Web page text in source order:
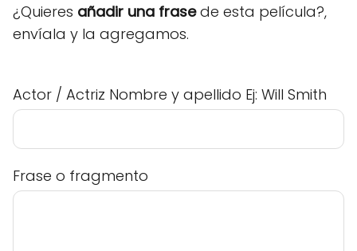
¿Quieres añadir una frasede esta película?,
envíala y la agregamos.
Actor / Actriz Nombre y apellido Ej: Will Smith
Frase o fragmento